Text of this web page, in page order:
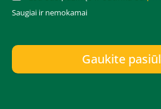
Saugiai ir nemokamai
Gaukite